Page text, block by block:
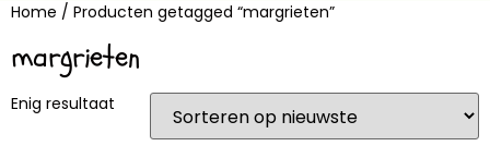
Home / Producten getagged “margrieten”
margrieten
Enig resultaat